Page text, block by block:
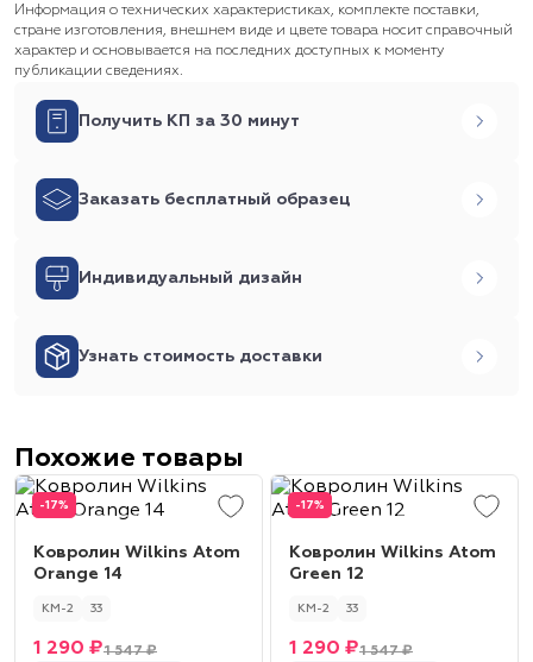
Информация о технических характеристиках, комплекте поставки,
стране изготовления, внешнем виде и цвете товара носит справочный
характер и основывается на последних доступных к моменту
публикации сведениях.
Получить КП за 30 минут
Заказать бесплатный образец
Индивидуальный дизайн
Узнать стоимость доставки
Похожие товары
-17%
Ковролин Wilkins Atom
Orange 14
КМ-2 33
1 547 ₽
1 290 ₽
-17%
Ковролин Wilkins Atom
Green 12
КМ-2 33
1 547 ₽
1 290 ₽